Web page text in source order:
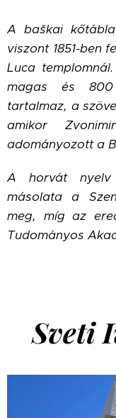
A baškai
viszont 1851-ben
Luca
magas és
tartalmaz, a
amikor
adományozott a
A horvát nyelv
másolata a
meg, míg az
Tudományos
Sveti